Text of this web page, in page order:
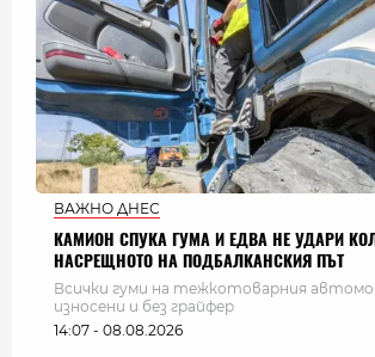
ВАЖНО ДНЕС
КАМИОН СПУКА ГУМА И ЕДВА НЕ УДАРИ
НАСРЕЩНОТО НА ПОДБАЛКАНСКИЯ ПЪТ
Всички гуми на тежкотоварния
износени и без грайфер
14:07 - 08.08.2026